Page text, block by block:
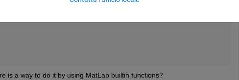
is a way to do it by using MatLab builtin functions?